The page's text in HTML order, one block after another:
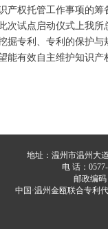
产权托管工作事项的
次试点启动仪式上我
掘专利、专利的保护
能有效自主维护知识产
地址：温州市温州大
电 话：
邮政编码
中国·温州金瓯联合专